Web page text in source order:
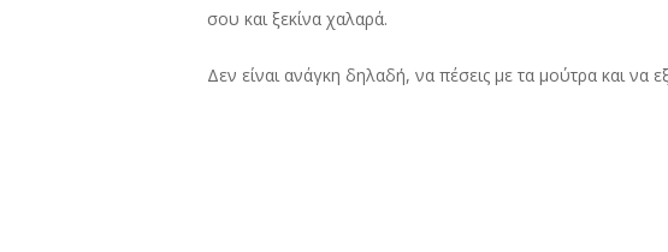
σου και ξεκίνα χαλαρά.
Δεν είναι ανάγκη δηλαδή, να πέσεις με τα μούτρα και να